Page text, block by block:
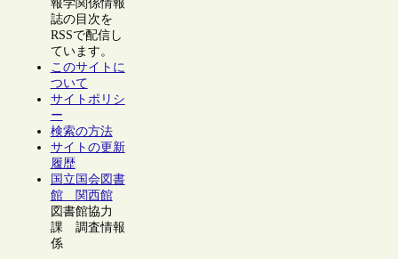
報学関係情報
誌の目次を
RSSで配信し
ています。
このサイトに
ついて
サイトポリシ
ー
検索の方法
サイトの更新
履歴
国立国会図書
館 関西館
図書館協力
課 調査情報
係